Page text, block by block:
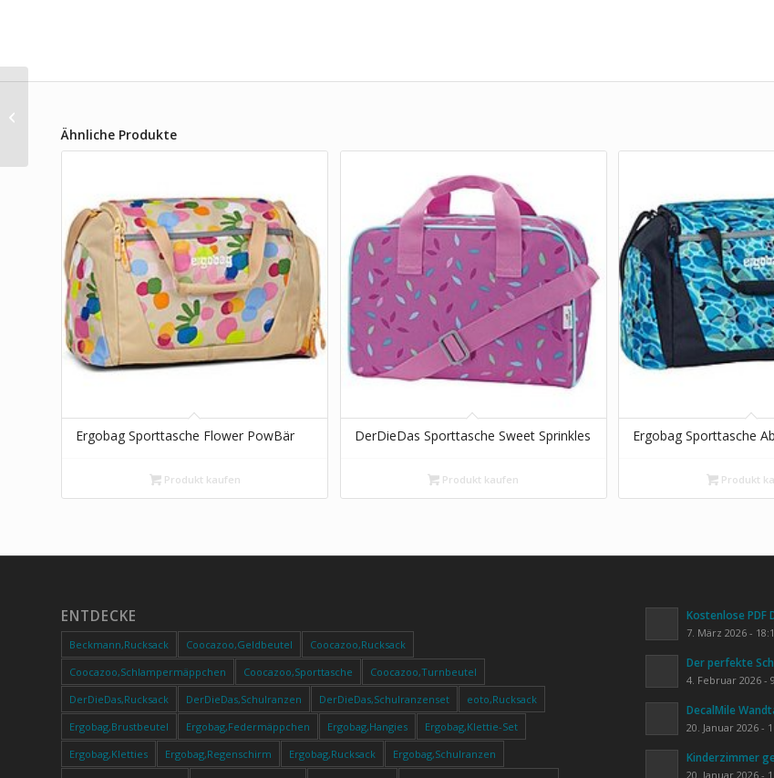
Ähnliche Produkte
Ergobag Sporttasche Flower PowBär
Produkt kaufen
DerDieDas Sporttasche Sweet Sprinkles
Produkt kaufen
Ergobag Sporttasche
Produkt
ENTDECKE
Beckmann,Rucksack Coocazoo,Geldbeutel
Coocazoo,Rucksack
Coocazoo,Schlampermäppchen
Coocazoo,Sporttasche
Coocazoo,Turnbeutel
DerDieDas,Rucksack
DerDieDas,Schulranzen DerDieDas,Schulranzenset
eoto,Rucksack
Ergobag,Brustbeutel
Ergobag,Federmäppchen Ergobag,Hangies
Ergobag,Klettie-Set
Ergobag,Kletties
Ergobag,Regenschirm Ergobag,Rucksack
Ergobag,Schulranzen
Kostenlose PDF
7. März 2026 -
Der perfekte
4. Februar 2026 -
DecalMile
20. Januar 2026 -
Kinderzimmer
20. Januar 2026 -
Grey Schulrucksack